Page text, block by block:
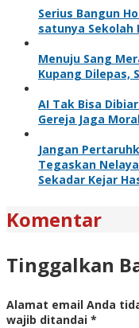
Serius Bangun
satunya Sekolah
Menuju Sang
Kupang Dilepas,
AI Tak Bisa
Gereja Jaga
Jangan
Tegaskan
Sekadar Kejar
Komentar
Tinggalkan
Alamat email Anda
wajib ditandai *